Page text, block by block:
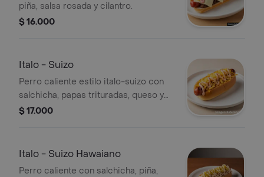
piña, salsa rosada y cilantro.
$ 16.000
Italo - Suizo
Perro caliente estilo italo-suizo con
salchicha, papas trituradas, queso y
salsa rosada.
$ 17.000
Italo - Suizo Hawaiano
Perro caliente con salchicha, piña,